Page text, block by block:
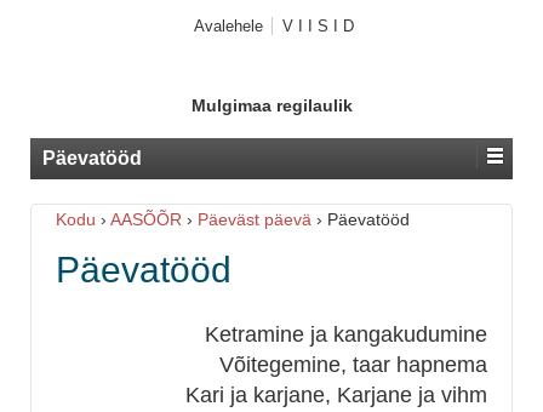
Avalehele V I I S I D
Mulgimaa regilaulik
Päevatööd
Kodu › AASÕÕR › Päeväst päevä › Päevatööd
Päevatööd
Ketramine ja kangakudumine
Võitegemine, taar hapnema
Kari ja karjane, Karjane ja vihm